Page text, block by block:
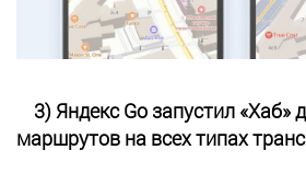
3) Яндекс Go запустил «Хаб»
маршрутов на всех типах